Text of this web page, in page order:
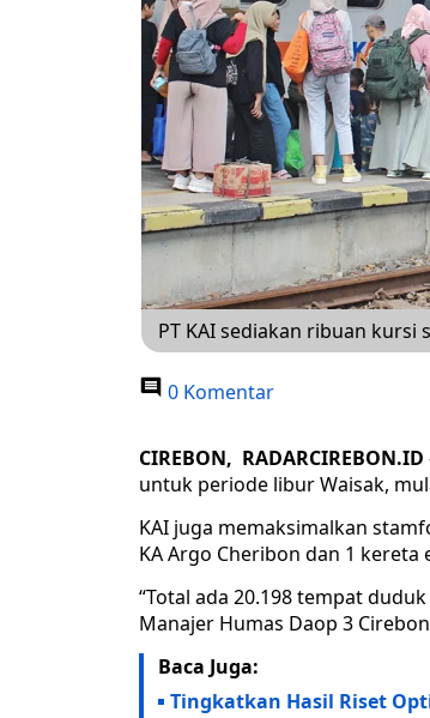
PT KAI sediakan ribuan kursi
0 Komentar
CIREBON, RADARCIREBON.ID
untuk periode libur Waisak,
KAI juga memaksimalkan
KA Argo Cheribon dan 1
“Total ada 20.198 tempat
Manajer Humas Daop 3
Baca Juga:
Tingkatkan Hasil Riset